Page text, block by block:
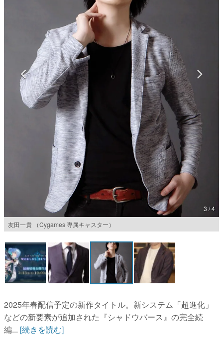
その他
電ファミニコゲーマーとは？
運営：株式会社マレ
3 / 4
友田一貴 （Cygames 専属キャスター）
2025年春配信予定の新作タイトル。新システム「超進化」
などの新要素が追加された『シャドウバース』の完全続
編... [続きを読む]